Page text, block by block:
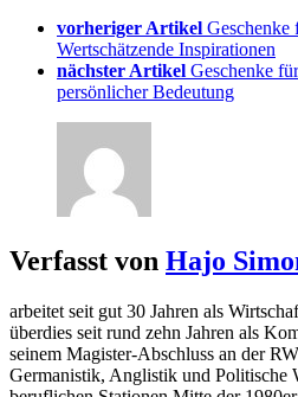
vorheriger Artikel Geschenke
Wertschätzende Inspirationen
nächster Artikel Geschenke
persönlicher Bedeutung
Verfasst von Hajo
arbeitet seit gut 30 Jahren als
überdies seit rund zehn Jahren als
seinem Magister-Abschluss an der
Germanistik, Anglistik und Politische